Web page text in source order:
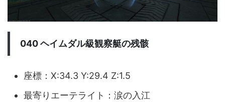
040 ヘイムダル級観察艇の残骸
座標：X:34.3 Y:29.4 Z:1.5
最寄りエーテライト：涙の入江